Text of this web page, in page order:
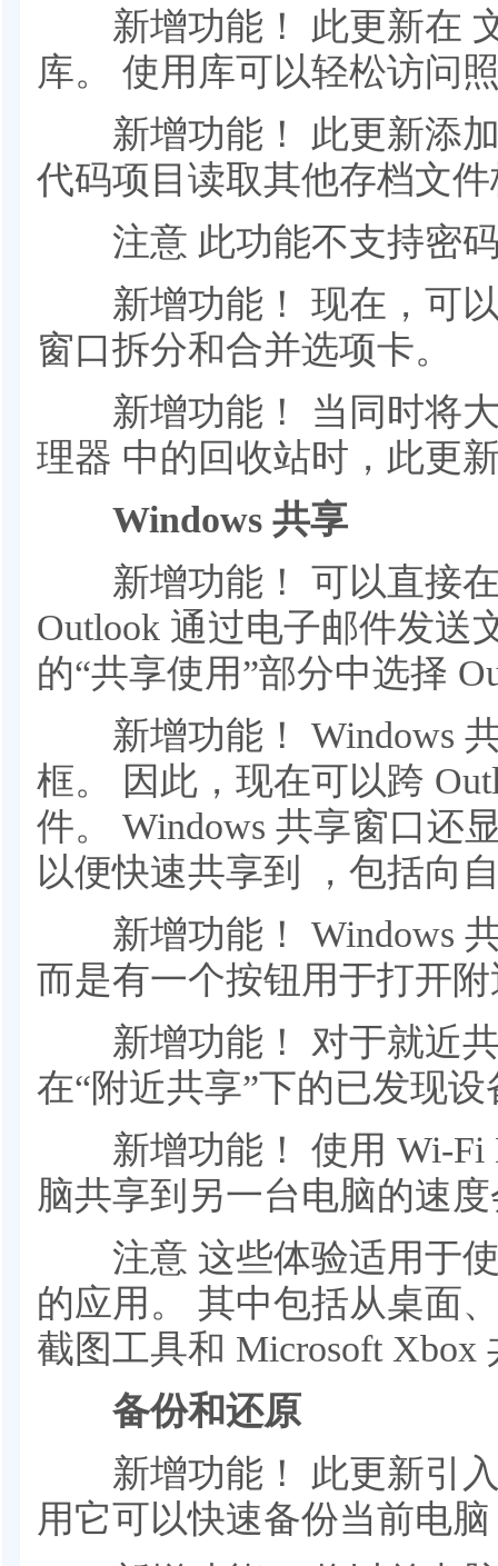
新增功能！ 此更新在
库。 使用库可以轻松访问
新增功能！ 此更新添加
代码项目读取其他存档文
注意 此功能不支持密码
新增功能！ 现在，可以
窗口拆分和合并选项卡。
新增功能！ 当同时将大
理器 中的回收站时，此更
Windows 共享
新增功能！ 可以直接在
Outlook 通过电子邮件发送
的“共享使用”部分中选择
新增功能！ Windows
框。 因此，现在可以跨
件。 Windows 共享窗口还
以便快速共享到 ，包括向
新增功能！ Windows 共
而是有一个按钮用于打开
新增功能！ 对于就近共
在“附近共享”下的已发现
新增功能！ 使用 Wi-Fi
脑共享到另一台电脑的速
注意 这些体验适用于使
的应用。 其中包括从桌面
截图工具和 Microsoft Xbox
备份和还原
新增功能！ 此更新引入
用它可以快速备份当前电